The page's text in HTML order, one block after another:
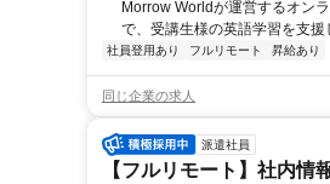
Morrow Worldが運営するオン
で、受講生様の英語学習を支援
社員登用あり フルリモート 昇給あり
同じ企業の求人
派遣社員
【フルリモート】社内